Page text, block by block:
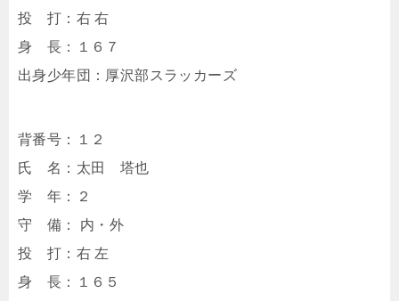
投 打：右 右
身 長：１６７
出身少年団：厚沢部スラッカーズ
背番号：１２
氏 名：太田 塔也
学 年：２
守 備： 内・外
投 打：右 左
身 長：１６５